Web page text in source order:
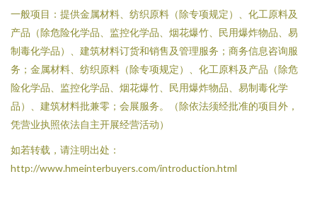
一般项目：提供金属材料、纺织原料（除专项规定）、化工原料及
产品（除危险化学品、监控化学品、烟花爆竹、民用爆炸物品、易
制毒化学品）、建筑材料订货和销售及管理服务；商务信息咨询服
务；金属材料、纺织原料（除专项规定）、化工原料及产品（除危
险化学品、监控化学品、烟花爆竹、民用爆炸物品、易制毒化学
品）、建筑材料批兼零；会展服务。（除依法须经批准的项目外，
凭营业执照依法自主开展经营活动）
如若转载，请注明出处：
http://www.hmeinterbuyers.com/introduction.html